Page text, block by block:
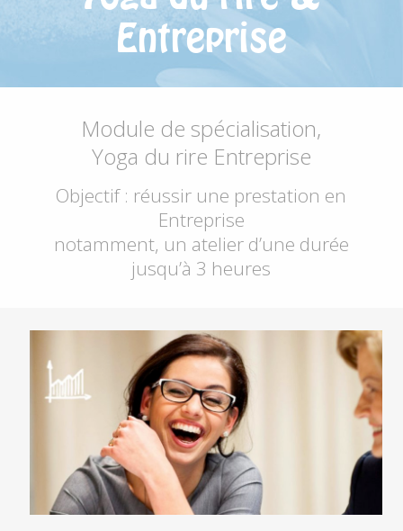
Entreprise
Module de spécialisation,
Yoga du rire Entreprise
Objectif : réussir une prestation en
Entreprise
notamment, un atelier d’une durée
jusqu’à 3 heures